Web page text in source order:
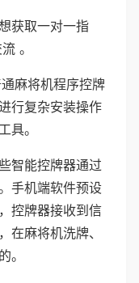
获取一对一指
。
麻将机程序控牌
行复杂安装操作
具。
智能控牌器通过
手机端软件预设
控牌器接收到信
在麻将机洗牌、
。